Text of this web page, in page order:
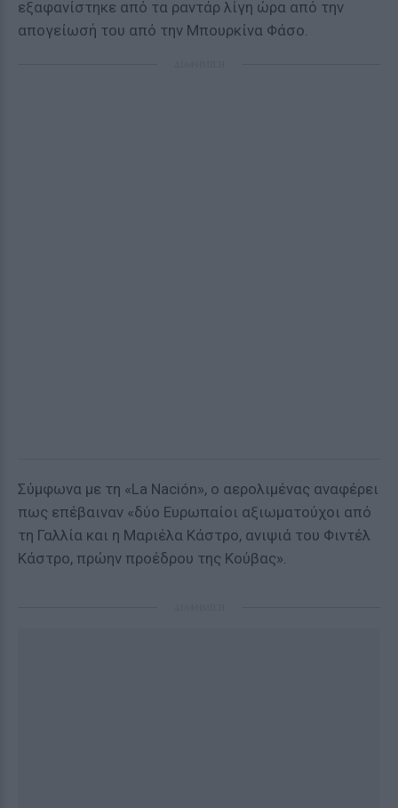
εξαφανίστηκε από τα ραντάρ λίγη ώρα από την
απογείωσή του από την Μπουρκίνα Φάσο.
Σύμφωνα με τη «La Nación», ο αερολιμένας αναφέρει
πως επέβαιναν «δύο Ευρωπαίοι αξιωματούχοι από
τη Γαλλία και η Μαριέλα Κάστρο, ανιψιά του Φιντέλ
Κάστρο, πρώην προέδρου της Κούβας».